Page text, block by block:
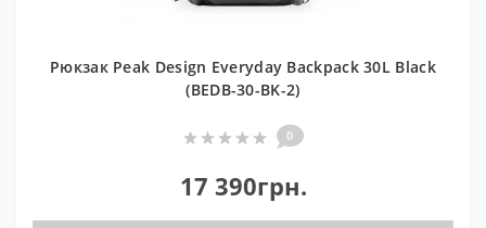
Рюкзак Peak Design Everyday Backpack 30L Black
(BEDB-30-BK-2)
0
17 390грн.